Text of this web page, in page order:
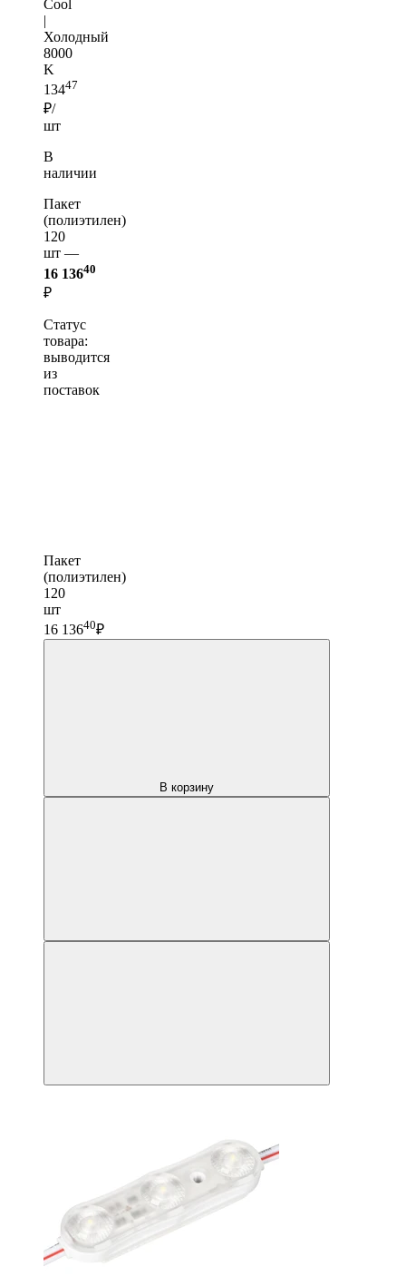
Cool
|
Холодный
8000
K
13447
₽/
шт
В
наличии
Пакет
(полиэтилен)
120
шт —
16 13640
₽
Статус
товара:
выводится
из
поставок
Пакет
(полиэтилен)
120
шт
16 13640₽
В корзину